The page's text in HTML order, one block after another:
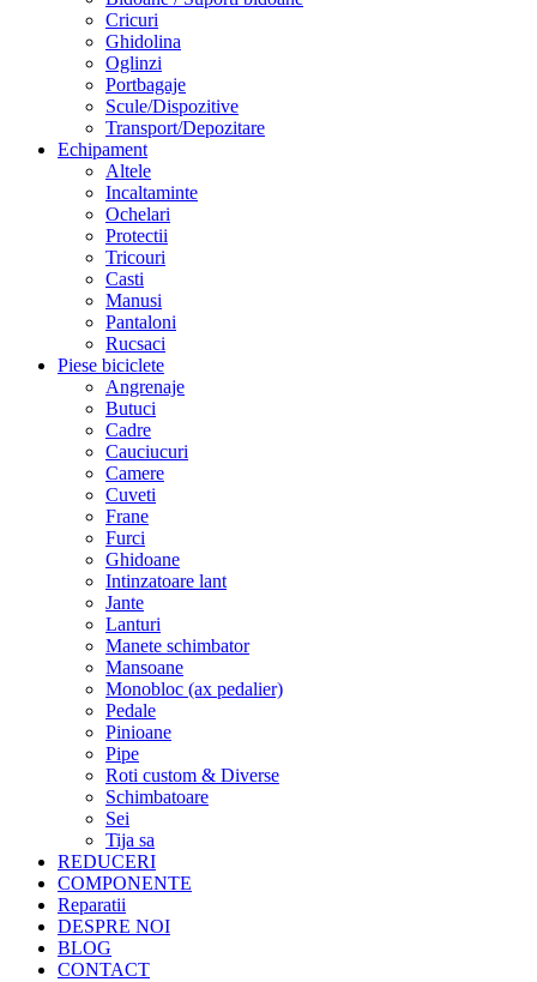
Cricuri
Ghidolina
Oglinzi
Portbagaje
Scule/Dispozitive
Transport/Depozitare
Echipament
Altele
Incaltaminte
Ochelari
Protectii
Tricouri
Casti
Manusi
Pantaloni
Rucsaci
Piese biciclete
Angrenaje
Butuci
Cadre
Cauciucuri
Camere
Cuveti
Frane
Furci
Ghidoane
Intinzatoare lant
Jante
Lanturi
Manete schimbator
Mansoane
Monobloc (ax pedalier)
Pedale
Pinioane
Pipe
Roti custom & Diverse
Schimbatoare
Sei
Tija sa
REDUCERI
COMPONENTE
Reparatii
DESPRE NOI
BLOG
CONTACT